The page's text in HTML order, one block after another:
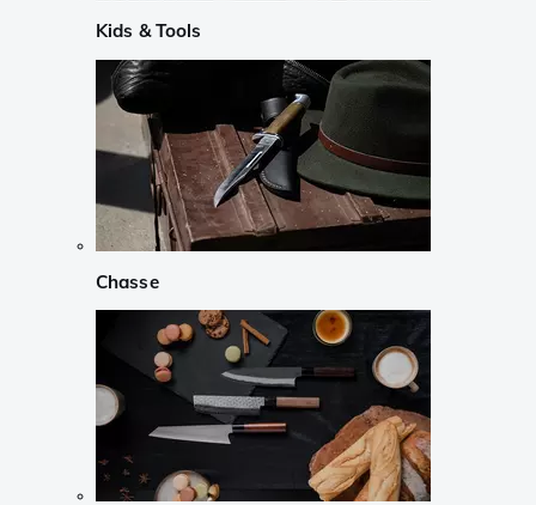
Kids & Tools
Chasse